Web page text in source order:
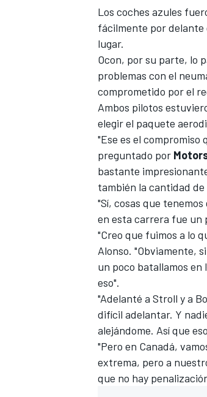
Los coches azules
fácilmente por delante
lugar.
Ocon, por su parte, lo
problemas con el
comprometido por el
Ambos pilotos
elegir el paquete
"Ese es el
preguntado por
bastante
también la cantidad
"Sí, cosas que
en esta carrera fue un
"Creo que fuimos a lo
Alonso. "Obviamente,
un poco batallamos
eso".
"Adelanté a Stroll y a
difícil adelantar. Y
alejándome. Así que
"Pero en Canadá,
extrema, pero a
que no hay